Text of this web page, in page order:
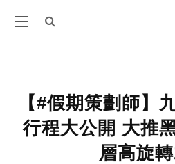
【#假期策劃師】
行程大公開 大推
層高旋